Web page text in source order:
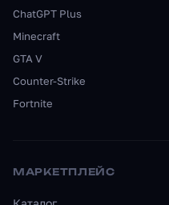
ChatGPT Plus
Minecraft
GTA V
Counter-Strike
Fortnite
МАРКЕТПЛЕЙС